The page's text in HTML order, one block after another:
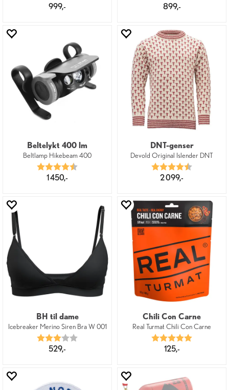
999,-
899,-
Beltelykt 400 lm
Beltlamp Hikebeam 400
Karakter:
1 450,-
DNT-genser
Devold Original Islender DNT
Karakter:
2 099,-
BH til dame
Icebreaker Merino Siren Bra W 001
Karakter:
529,-
Chili Con Carne
Real Turmat Chili Con Carne
Karakter:
125,-